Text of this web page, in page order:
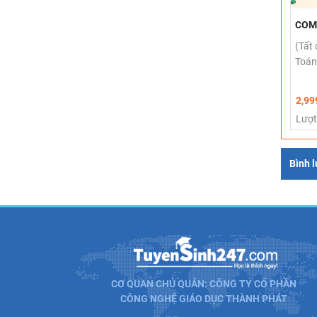
(Tất
Bình
CƠ QUAN CHỦ QUẢN: CÔNG TY CỔ PHẦN
CÔNG NGHỆ GIÁO DỤC THÀNH PHÁT